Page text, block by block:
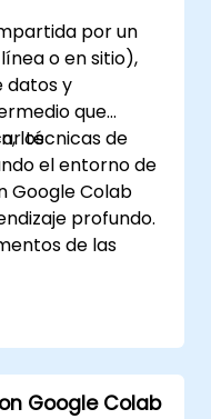
transferencia
de los
resultados de
de imágenes.
por un
o en sitio),
datos y
que
técnicas de
el entorno de
los
Google Colab
profundo.
de las
de
avanzadas de
Google Colab